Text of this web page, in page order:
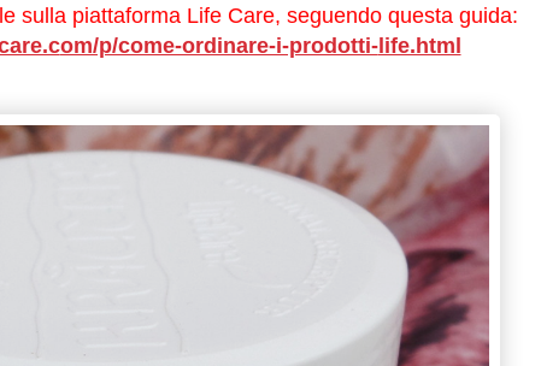
sulla piattaforma Life Care, seguendo questa guida:
om/p/come-ordinare-i-prodotti-life.html